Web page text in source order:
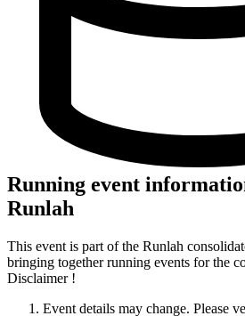
Running event
Runlah
This event is part of the Runlah
bringing together running events for the
Disclaimer !
Event details may change. Please